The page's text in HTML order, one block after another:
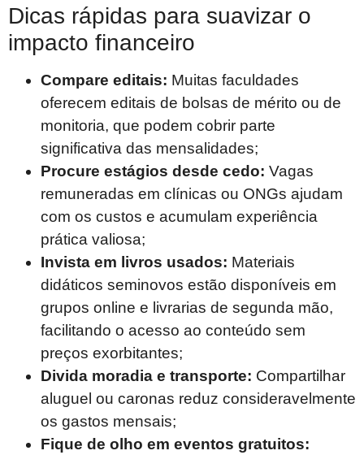
Dicas rápidas para suavizar o
impacto financeiro
Compare editais: Muitas faculdades
oferecem editais de bolsas de mérito ou de
monitoria, que podem cobrir parte
significativa das mensalidades;
Procure estágios desde cedo: Vagas
remuneradas em clínicas ou ONGs ajudam
com os custos e acumulam experiência
prática valiosa;
Invista em livros usados: Materiais
didáticos seminovos estão disponíveis em
grupos online e livrarias de segunda mão,
facilitando o acesso ao conteúdo sem
preços exorbitantes;
Divida moradia e transporte: Compartilhar
aluguel ou caronas reduz consideravelmente
os gastos mensais;
Fique de olho em eventos gratuitos: